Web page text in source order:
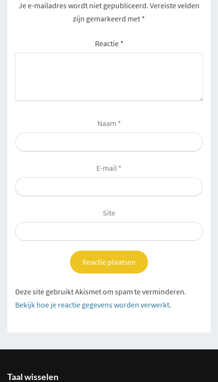
Je e-mailadres wordt niet gepubliceerd. Vereiste velden
zijn gemarkeerd met *
Reactie *
Naam *
E-mail *
Site
Deze site gebruikt Akismet om spam te verminderen.
Bekijk hoe je reactie gegevens worden verwerkt.
Taal wisselen